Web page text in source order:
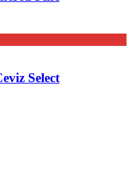
Select